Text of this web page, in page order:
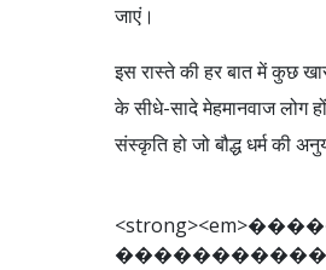
जाएं।
इस रास्ते की हर बात में कुछ
के सीधे-सादे मेहमानवाज लोग
संस्कृति हो जो बौद्ध धर्म की
<strong><em>����
�����������